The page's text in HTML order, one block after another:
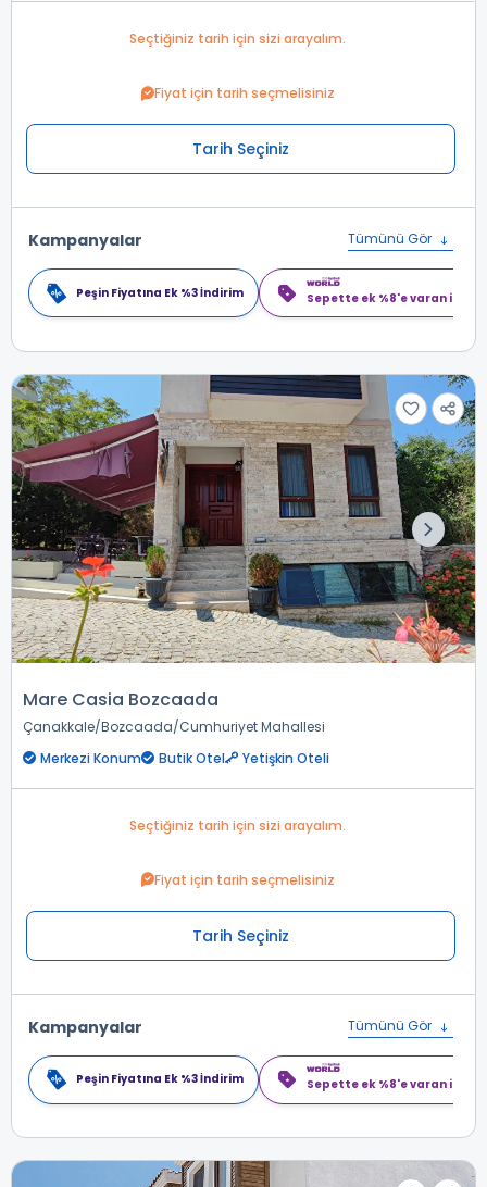
Seçtiğiniz tarih için sizi arayalım.
Fiyat için tarih seçmelisiniz
Tarih Seçiniz
Kampanyalar Tümünü Gör
Peşin Fiyatına Ek %3 İndirim Sepette ek %8'e varan
Mare Casia Bozcaada
Çanakkale Bozcaada Cumhuriyet Mahallesi
Merkezi Konum
Butik Otel Yetişkin Oteli
Seçtiğiniz tarih için sizi arayalım.
Fiyat için tarih seçmelisiniz
Tarih Seçiniz
Kampanyalar Tümünü Gör
Peşin Fiyatına Ek %3 İndirim Sepette ek %8'e varan